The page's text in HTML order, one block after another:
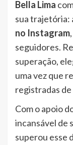
Bella Lima
sua trajetória:
no Instagram
seguidores.
superação,
uma vez que
registradas de
Com o apoio
incansável de
superou esse